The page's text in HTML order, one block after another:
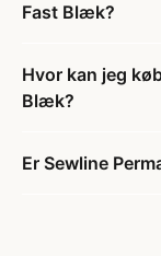
Fast Blæk?
Hvor kan jeg
Blæk?
Er Sewline